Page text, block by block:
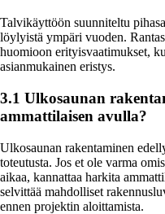
Talvikäyttöön suunniteltu
löylyistä ympäri vuoden.
huomioon erityisvaatimukset,
asianmukainen eristys.
3.1 Ulkosaunan
ammattilaisen avulla?
Ulkosaunan rakentaminen
toteutusta. Jos et ole varma
aikaa, kannattaa harkita
selvittää mahdolliset
ennen projektin aloittamista.